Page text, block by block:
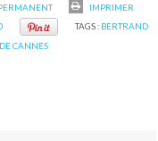
IMPRIMER
TAGS : BERTRAND
CANNES